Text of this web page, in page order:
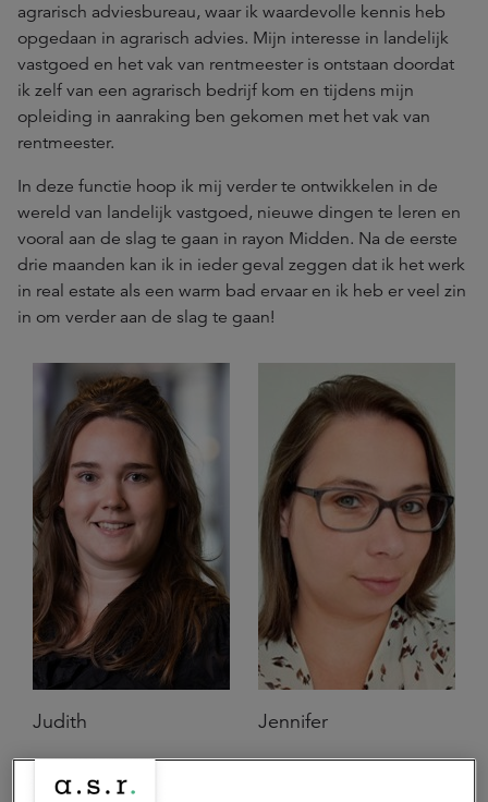
agrarisch adviesbureau, waar ik waardevolle kennis heb
opgedaan in agrarisch advies. Mijn interesse in landelijk
vastgoed en het vak van rentmeester is ontstaan doordat
ik zelf van een agrarisch bedrijf kom en tijdens mijn
opleiding in aanraking ben gekomen met het vak van
rentmeester.
In deze functie hoop ik mij verder te ontwikkelen in de
wereld van landelijk vastgoed, nieuwe dingen te leren en
vooral aan de slag te gaan in rayon Midden. Na de eerste
drie maanden kan ik in ieder geval zeggen dat ik het werk
in real estate als een warm bad ervaar en ik heb er veel zin
in om verder aan de slag te gaan!
Judith Jennifer